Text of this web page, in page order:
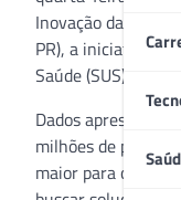
Inovação da
PR), a iniciativa
Saúde (SUS).
Dados
milhões de
maior para o